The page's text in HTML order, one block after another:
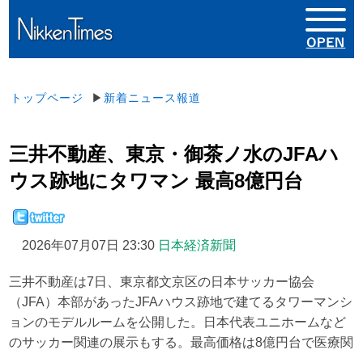
トップページ ▶ 新着ニュース報道
三井不動産、東京・御茶ノ水のJFAハ
ウス跡地にタワマン 最高8億円台
2026年07月07日 23:30 日本経済新聞
三井不動産は7日、東京都文京区の日本サッカー協会
（JFA）本部があったJFAハウス跡地で建てるタワーマンシ
ョンのモデルルームを公開した。日本代表ユニホームなど
のサッカー関連の展示もする。最高価格は8億円台で医療関